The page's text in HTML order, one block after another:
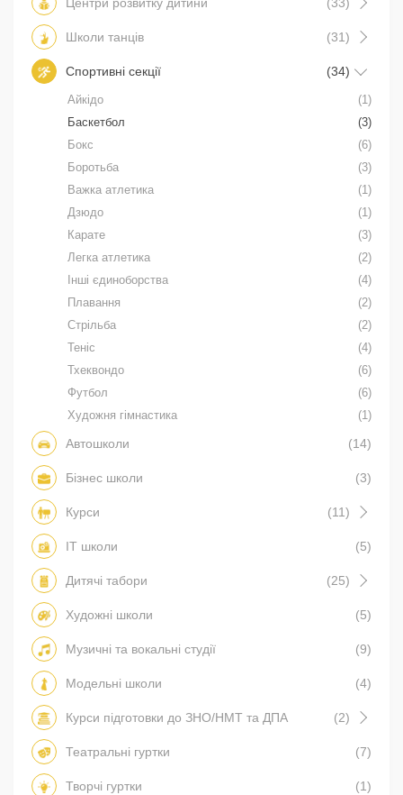
Центри розвитку дитини (33)
Школи танців (31)
Спортивні секції (34)
Айкідо
(1)
Баскетбол
(3)
Бокс
(6)
Боротьба
(3)
Важка атлетика
(1)
Дзюдо
(1)
Карате
(3)
Легка атлетика
(2)
Інші єдиноборства
(4)
Плавання
(2)
Стрільба
(2)
Теніс
(4)
Тхеквондо
(6)
Футбол
(6)
Художня гімнастика
(1)
Автошколи (14)
Бізнес школи (3)
Курси (11)
IT школи (5)
Дитячі табори (25)
Художні школи (5)
Музичні та вокальні студії (9)
Модельні школи (4)
Курси підготовки до ЗНО/НМТ та ДПА (2)
Театральні гуртки (7)
Творчі гуртки (1)